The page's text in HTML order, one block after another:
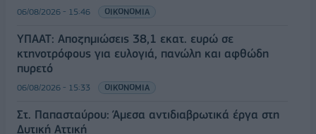
06/08/2026 - 15:46 ΟΙΚΟΝΟΜΙΑ
ΥΠΑΑΤ: Αποζημιώσεις 38,1 εκατ. ευρώ σε
κτηνοτρόφους για ευλογιά, πανώλη και αφθώδη
πυρετό
06/08/2026 - 15:33 ΟΙΚΟΝΟΜΙΑ
Στ. Παπασταύρου: Άμεσα αντιδιαβρωτικά έργα στη
Δυτική Αττική